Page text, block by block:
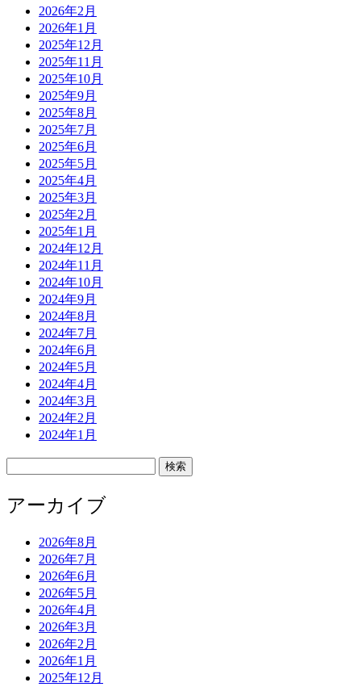
2026年2月
2026年1月
2025年12月
2025年11月
2025年10月
2025年9月
2025年8月
2025年7月
2025年6月
2025年5月
2025年4月
2025年3月
2025年2月
2025年1月
2024年12月
2024年11月
2024年10月
2024年9月
2024年8月
2024年7月
2024年6月
2024年5月
2024年4月
2024年3月
2024年2月
2024年1月
アーカイブ
2026年8月
2026年7月
2026年6月
2026年5月
2026年4月
2026年3月
2026年2月
2026年1月
2025年12月